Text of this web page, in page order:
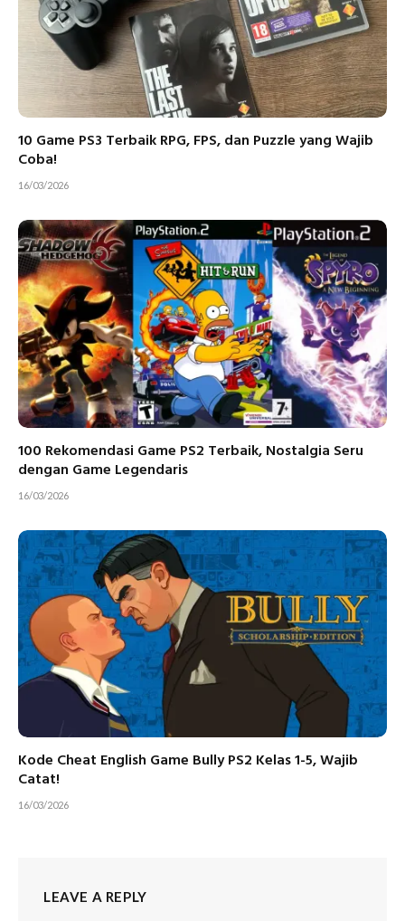
10 Game PS3 Terbaik RPG, FPS, dan Puzzle yang Wajib
Coba!
16/03/2026
100 Rekomendasi Game PS2 Terbaik, Nostalgia Seru
dengan Game Legendaris
16/03/2026
Kode Cheat English Game Bully PS2 Kelas 1-5, Wajib
Catat!
16/03/2026
LEAVE A REPLY